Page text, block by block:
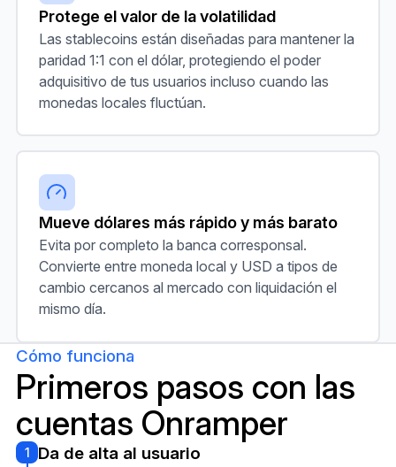
Protege el valor de la volatilidad
Las stablecoins están diseñadas para mantener la
paridad 1:1 con el dólar, protegiendo el poder
adquisitivo de tus usuarios incluso cuando las
monedas locales fluctúan.
Mueve dólares más rápido y más barato
Evita por completo la banca corresponsal.
Convierte entre moneda local y USD a tipos de
cambio cercanos al mercado con liquidación el
mismo día.
Cómo funciona
Primeros pasos con las
cuentas Onramper
1 Da de alta al usuario